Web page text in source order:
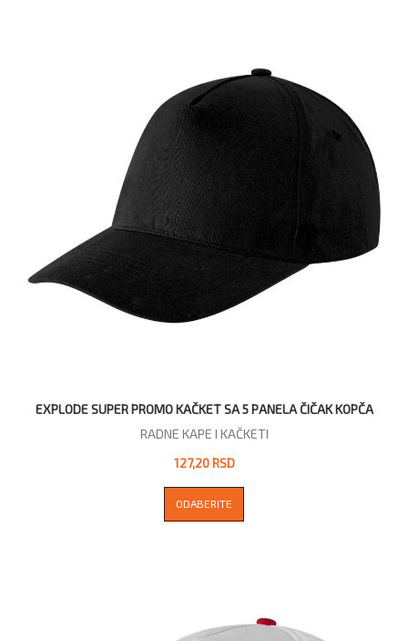
EXPLODE SUPER PROMO KAČKET SA 5 PANELA ČIČAK KOPČA
RADNE KAPE I KAČKETI
127,20 RSD
ODABERITE